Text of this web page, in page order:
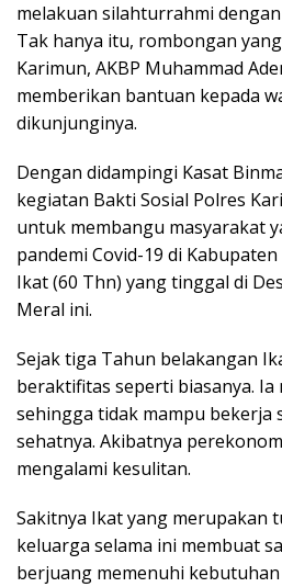
melakuan silahturrahmi
Tak hanya itu, rombongan
Karimun, AKBP Muhammad
memberikan bantuan kepada
dikunjunginya.
Dengan didampingi Kasat
kegiatan Bakti Sosial Polres
untuk membangu masyarakat
pandemi Covid-19 di
Ikat (60 Thn) yang tinggal di
Meral ini.
Sejak tiga Tahun belakangan
beraktifitas seperti biasanya.
sehingga tidak mampu bekerja
sehatnya. Akibatnya
mengalami kesulitan.
Sakitnya Ikat yang merupakan
keluarga selama ini membuat
berjuang memenuhi